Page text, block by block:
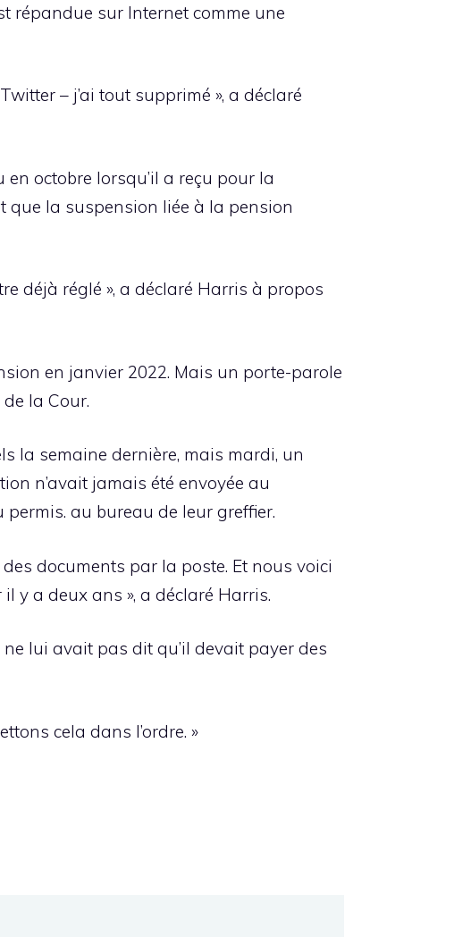
répandue sur Internet comme une
– j’ai tout supprimé », a déclaré
octobre lorsqu’il a reçu pour la
que la suspension liée à la pension
déjà réglé », a déclaré Harris à propos
en janvier 2022. Mais un porte-parole
la Cour.
la semaine dernière, mais mardi, un
n’avait jamais été envoyée au
permis. au bureau de leur greffier.
des documents par la poste. Et nous voici
y a deux ans », a déclaré Harris.
lui avait pas dit qu’il devait payer des
cela dans l’ordre. »